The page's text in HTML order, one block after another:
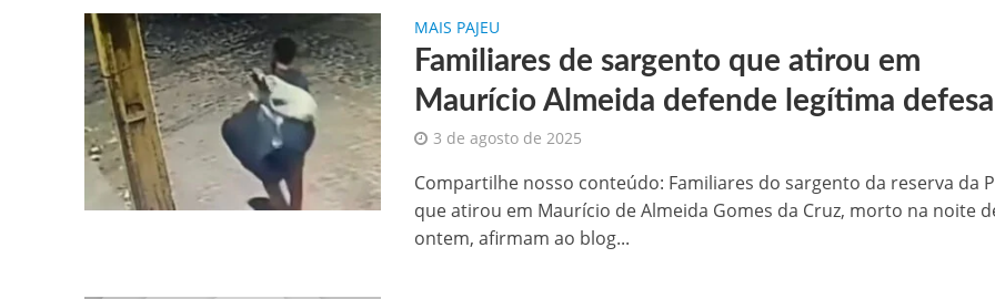
MAIS PAJEU
Familiares de sargento que atirou em
Maurício Almeida defende legítima defesa
3 de agosto de 2025
Compartilhe nosso conteúdo: Familiares do sargento da reserva da
que atirou em Maurício de Almeida Gomes da Cruz, morto na noite
ontem, afirmam ao blog...